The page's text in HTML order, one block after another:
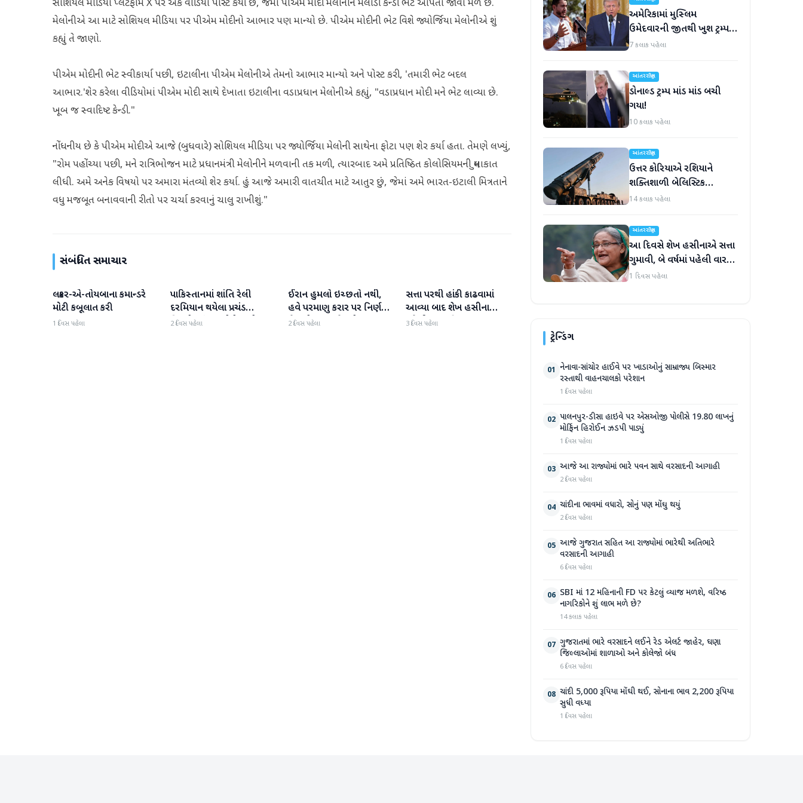
સોશિયલ મીડિયા પ્લેટફોર્મ X પર એક વીડિયો પોસ્ટ કર્યો છે, જેમાં પીએમ મોદી મેલોનીને મેલોડી કેન્ડી ભેટ આપતા જોવા મળે છે.
મેલોનીએ આ માટે સોશિયલ મીડિયા પર પીએમ મોદીનો આભાર પણ માન્યો છે. પીએમ મોદીની ભેટ વિશે જ્યોર્જિયા મેલોનીએ શું
કહ્યું તે જાણો.
પીએમ મોદીની ભેટ સ્વીકાર્યા પછી, ઇટાલીના પીએમ મેલોનીએ તેમનો આભાર માન્યો અને પોસ્ટ કરી, 'તમારી ભેટ બદલ
આભાર.'શેર કરેલા વીડિયોમાં પીએમ મોદી સાથે દેખાતા ઇટાલીના વડાપ્રધાન મેલોનીએ કહ્યું, "વડાપ્રધાન મોદી મને ભેટ લાવ્યા છે.
ખૂબ જ સ્વાદિષ્ટ કેન્ડી."
નોંધનીય છે કે પીએમ મોદીએ આજે (બુધવારે) સોશિયલ મીડિયા પર જ્યોર્જિયા મેલોની સાથેના ફોટા પણ શેર કર્યા હતા. તેમણે લખ્યું,
"રોમ પહોંચ્યા પછી, મને રાત્રિભોજન માટે પ્રધાનમંત્રી મેલોનીને મળવાની તક મળી, ત્યારબાદ અમે પ્રતિષ્ઠિત કોલોસિયમની મુલાકાત
લીધી. અમે અનેક વિષયો પર અમારા મંતવ્યો શેર કર્યા. હું આજે અમારી વાતચીત માટે આતુર છું, જેમાં અમે ભારત-ઇટાલી મિત્રતાને
વધુ મજબૂત બનાવવાની રીતો પર ચર્ચા કરવાનું ચાલુ રાખીશું."
સંબંધિત સમાચાર
આંતરરાષ્ટ્રીય
લશ્કર-એ-તોયબાના કમાન્ડરે
મોટી કબૂલાત કરી
1 દિવસ પહેલા
આંતરરાષ્ટ્રીય
પાકિસ્તાનમાં શાંતિ રેલી
દરમિયાન થયેલા પ્રચંડ
વિસ્ફોટમાં 14 લોકોના મોત
2 દિવસ પહેલા
આંતરરાષ્ટ્રીય
ઈરાન હુમલો ઇચ્છતો નથી,
હવે પરમાણુ કરાર પર નિર્ણય
લેવાનો સમય છે', ડોનાલ્ડ
2 દિવસ પહેલા
આંતરરાષ્ટ્રીય
સત્તા પરથી હાંકી કાઢવામાં
આવ્યા બાદ શેખ હસીના
પહેલી વાર દુનિયા સમક્ષ
3 દિવસ પહેલા
અમેરિકામાં મુસ્લિમ
ઉમેદવારની જીતથી ખુશ ટ્રમ્પ,
કહ્યું, 'આ અમારા માટે સારા
7 કલાક પહેલા
આંતરરાષ્ટ્રીય
ડોનાલ્ડ ટ્રમ્પ માંડ માંડ બચી
ગયા!
10 કલાક પહેલા
આંતરરાષ્ટ્રીય
ઉત્તર કોરિયાએ રશિયાને
શક્તિશાળી બેલિસ્ટિક
મિસાઇલ આપી, યુક્રેન ગુસ્સે
14 કલાક પહેલા
આંતરરાષ્ટ્રીય
આ દિવસે શેખ હસીનાએ સત્તા
ગુમાવી, બે વર્ષમાં પહેલી વાર
દુનિયા સમક્ષ હાજર થશે
1 દિવસ પહેલા
ટ્રેન્ડિંગ
01 નેનાવા-સાંચોર હાઈવે પર ખાડાઓનું સામ્રાજ્ય બિસ્માર
રસ્તાથી વાહનચાલકો પરેશાન
1 દિવસ પહેલા
02 પાલનપુર-ડીસા હાઇવે પર એસઓજી પોલીસે 19.80 લાખનું
મોર્ફિન હિરોઈન ઝડપી પાડ્યું
1 દિવસ પહેલા
03 આજે આ રાજ્યોમાં ભારે પવન સાથે વરસાદની આગાહી
2 દિવસ પહેલા
04 ચાંદીના ભાવમાં વધારો, સોનું પણ મોંઘુ થયું
2 દિવસ પહેલા
05 આજે ગુજરાત સહિત આ રાજ્યોમાં ભારેથી અતિભારે
વરસાદની આગાહી
6 દિવસ પહેલા
06 SBI માં 12 મહિનાની FD પર કેટલું વ્યાજ મળશે, વરિષ્ઠ
નાગરિકોને શું લાભ મળે છે?
14 કલાક પહેલા
07 ગુજરાતમાં ભારે વરસાદને લઈને રેડ એલર્ટ જાહેર, ઘણા
જિલ્લાઓમાં શાળાઓ અને કોલેજો બંધ
6 દિવસ પહેલા
08 ચાંદી 5,000 રૂપિયા મોંઘી થઈ, સોનાના ભાવ 2,200 રૂપિયા
સુધી વધ્યા
1 દિવસ પહેલા